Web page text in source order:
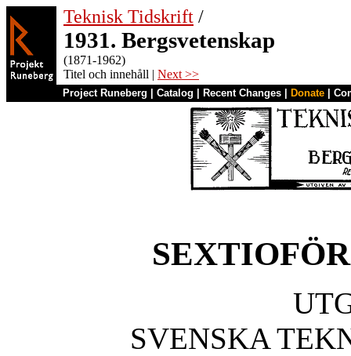
Teknisk Tidskrift /
1931. Bergsvetenskap
(1871-1962)
Titel och innehåll | Next >>
Project Runeberg Catalog Recent Changes Donate
SVENSKA